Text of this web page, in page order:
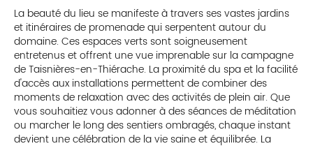
La beauté du lieu se manifeste à travers ses vastes jardins
et itinéraires de promenade qui serpentent autour du
domaine. Ces espaces verts sont soigneusement
entretenus et offrent une vue imprenable sur la campagne
de Taisnières-en-Thiérache. La proximité du spa et la facilité
d'accès aux installations permettent de combiner des
moments de relaxation avec des activités de plein air. Que
vous souhaitiez vous adonner à des séances de méditation
ou marcher le long des sentiers ombragés, chaque instant
devient une célébration de la vie saine et équilibrée. La